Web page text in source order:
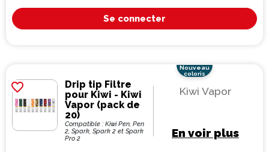
Se connecter
Nouveau
coloris
favorite_border
Drip tip Filtre
pour Kiwi - Kiwi
Vapor (pack de
20)
Compatible : Kiwi Pen, Pen
2, Spark, Spark 2 et Spark
Pro 2
Kiwi Vapor
En voir plus